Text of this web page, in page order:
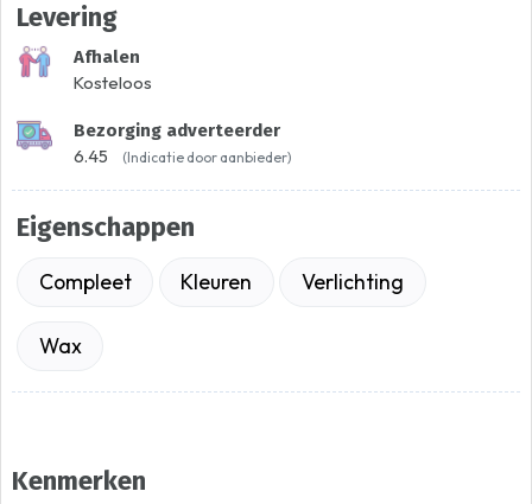
Levering
Afhalen
Kosteloos
Bezorging adverteerder
6.45 (Indicatie door aanbieder)
Eigenschappen
Compleet Kleuren Verlichting
Wax
Kenmerken